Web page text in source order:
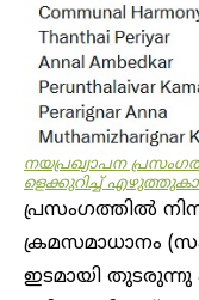
നയപ്രഖ്യാപന
ളെക്കുറിച്ച്
പ്രസംഗത്തിൽ
ക്രമസമാധാനം
ഇടമായി